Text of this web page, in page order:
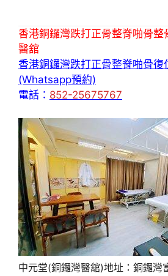
香港銅鑼灣跌打正骨整脊啪骨整
醫舘
香港銅鑼灣跌打正骨整脊啪骨復
(Whatsapp預約)
電話： 852-25675767
中元堂(銅鑼灣醫舘)地址：銅鑼灣